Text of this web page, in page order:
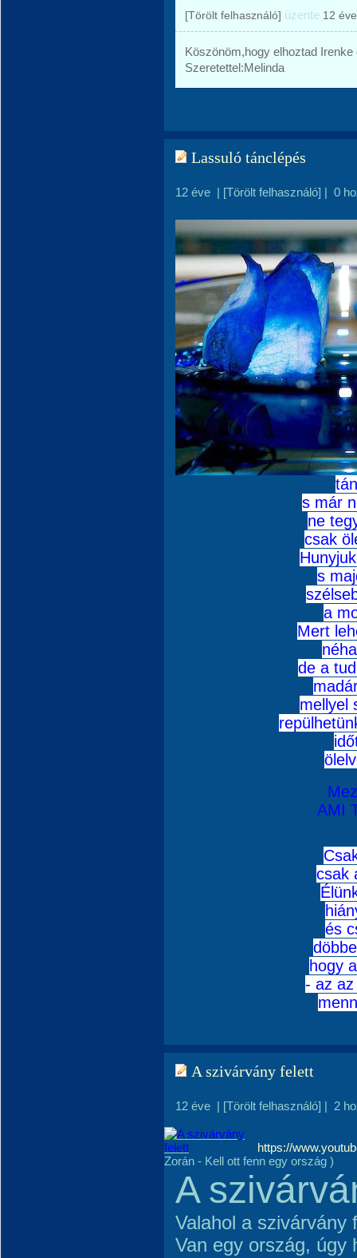
[Törölt felhasználó] üzente 12 éve
Köszönöm,hogy elhoztad
Szeretettel:Melinda
Lassuló tánclépés
12 éve | [Törölt felhasználó] | 0
s már
ne
csak
s
a
Mert
de a
mellyel
AMI
csak
és
hogy
- az
A szivárvány felett
12 éve | [Törölt felhasználó] | 2
https://
Zorán - Kell ott fenn egy ország )
A
Valahol a szivárvány
Van egy ország, úgy